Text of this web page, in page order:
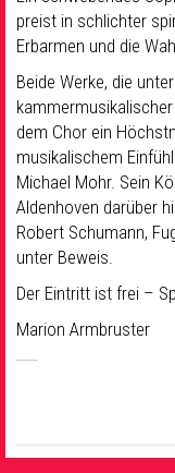
preist in schlichter
Erbarmen und die
Beide Werke, die
dem Chor ein
musikalischem
Michael Mohr. Sein
Aldenhoven darüber
Robert Schumann,
unter Beweis.
Der Eintritt ist frei –
Marion Armbruster